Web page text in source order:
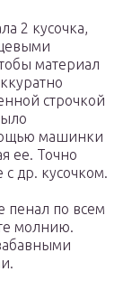
2 кусочка,
материал
строчкой
машинки
ее. Точно
др. кусочком.
пенал по всем
молнию.